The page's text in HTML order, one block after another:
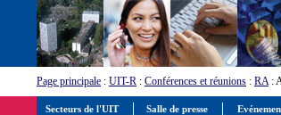
Page principale : UIT-R : Conférences et réunions : RA:
Secteurs de l'UIT Salle de presse